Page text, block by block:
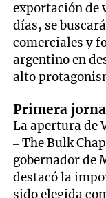
exportación de
días, se
comerciales y
argentino en
alto
Primera
La apertura de
– The Bulk
gobernador de
destacó la
sido elegida